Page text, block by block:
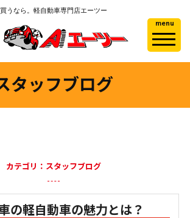
うなら。軽自動車専門店エーツー
menu
タッフブログ
カテゴリ：スタッフブログ
の軽自動車の魅力とは？